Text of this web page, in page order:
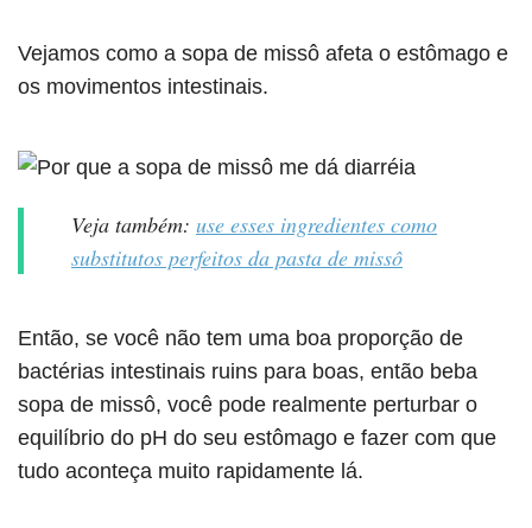
Vejamos como a sopa de missô afeta o estômago e
os movimentos intestinais.
Veja também: use esses ingredientes como
substitutos perfeitos da pasta de missô
Então, se você não tem uma boa proporção de
bactérias intestinais ruins para boas, então beba
sopa de missô, você pode realmente perturbar o
equilíbrio do pH do seu estômago e fazer com que
tudo aconteça muito rapidamente lá.